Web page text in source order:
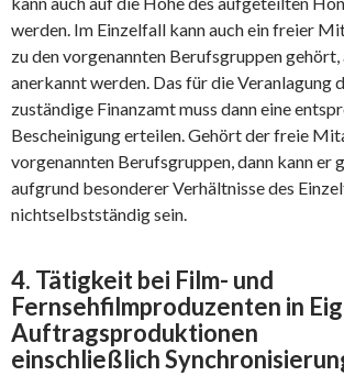
werden. Im Einzelfall kann auch ein freier
zu den vorgenannten Berufsgruppen
anerkannt werden. Das für die Veranlagung
zuständige Finanzamt muss dann eine
Bescheinigung erteilen. Gehört der freie
vorgenannten Berufsgruppen, dann kann er
aufgrund besonderer Verhältnisse des
nichtselbstständig sein.
4. Tätigkeit bei Film- und
Fernsehfilmproduzenten in
Auftragsproduktionen
einschließlich